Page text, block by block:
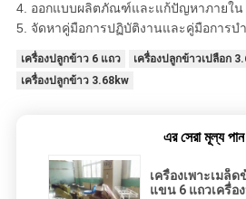
4. ออกแบบผลิตภัณฑ์และแก้ปัญหาภายใน
5. จัดหาคู่มือการปฏิบัติงานและคู่มือการบ
เครื่องปลูกข้าว 6 แถว
เครื่องปลูกข้าวเปลือก
เครื่องปลูกข้าว 3.68kw
এর সেরা মূল্য পান
เครื่องเพาะเมล็
แขน 6 แถวเครื่อ